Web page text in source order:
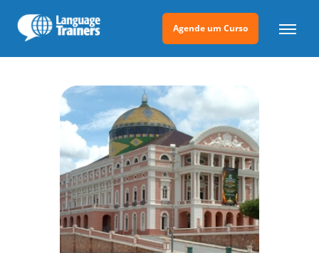
Agende um Curso